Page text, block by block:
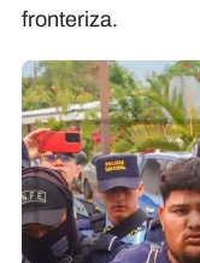
fronteriza.